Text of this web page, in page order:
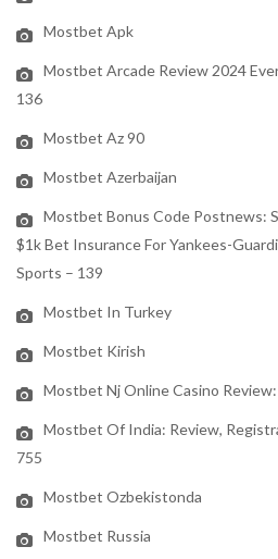
Mostbet Apk
Mostbet Arcade Review 2024
136
Mostbet Az 90
Mostbet Azerbaijan
Mostbet Bonus Code Postnews:
$1k Bet Insurance For Yankees-
Sports – 139
Mostbet In Turkey
Mostbet Kirish
Mostbet Nj Online Casino
Mostbet Of India: Review,
755
Mostbet Ozbekistonda
Mostbet Russia